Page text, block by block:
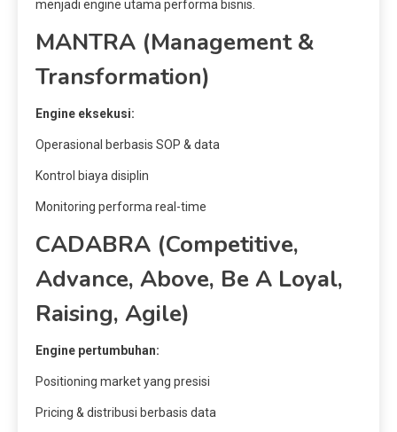
menjadi engine utama performa bisnis.
MANTRA (Management &
Transformation)
Engine eksekusi:
Operasional berbasis SOP & data
Kontrol biaya disiplin
Monitoring performa real-time
CADABRA (Competitive,
Advance, Above, Be A Loyal,
Raising, Agile)
Engine pertumbuhan:
Positioning market yang presisi
Pricing & distribusi berbasis data